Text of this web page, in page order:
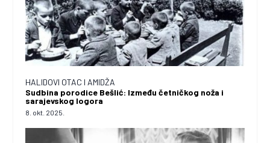
HALIDOVI OTAC I AMIDŽA
Sudbina porodice Bešlić: Između četničkog noža i
sarajevskog logora
8. okt. 2025.